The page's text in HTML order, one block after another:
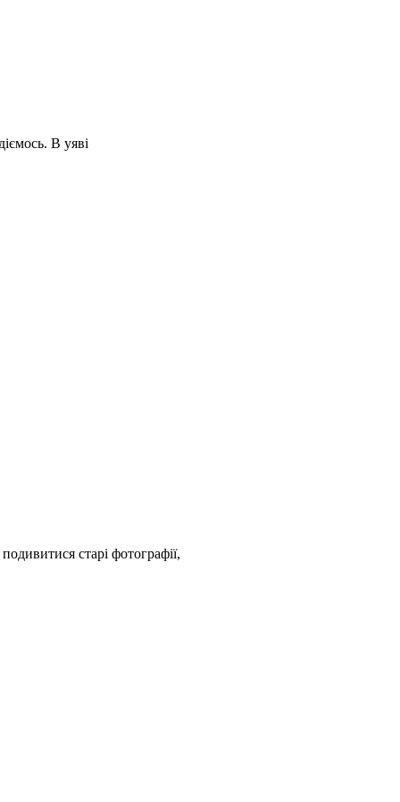
В уяві
старі фотографії,